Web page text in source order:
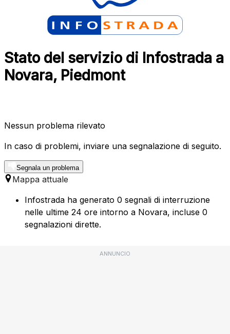
Stato del servizio di Infostrada a
Novara, Piedmont
Nessun problema rilevato
In caso di problemi, inviare una segnalazione di seguito.
Segnala un problema
Mappa attuale
Infostrada ha generato 0 segnali di interruzione
nelle ultime 24 ore intorno a Novara, incluse 0
segnalazioni dirette.
ANNUNCIO